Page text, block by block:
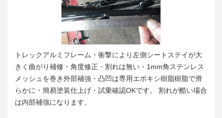
トレックアルミフレーム・衝撃により左側シートステイが大
きく曲がり補修・角度修正・割れは無い・1mm角ステンレス
メッシュを巻き外部補強・凸凹は専用エポキシ樹脂樹脂で滑
らかに・簡易塗装仕上げ・試乗確認OKです。 割れが酷い場合
は内部補強になります。